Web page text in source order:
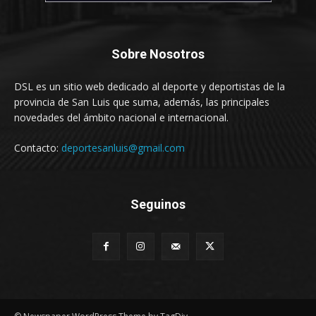
Sobre Nosotros
DSL es un sitio web dedicado al deporte y deportistas de la
provincia de San Luis que suma, además, las principales
novedades del ámbito nacional e internacional.
Contacto: deportesanluis@gmail.com
Seguinos